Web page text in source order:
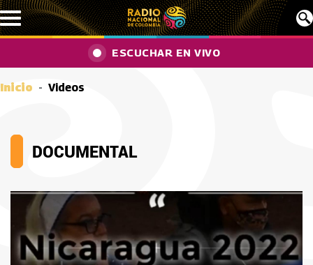
Pasar al contenido principal
ESCUCHAR EN VIVO
Inicio Videos
DOCUMENTAL